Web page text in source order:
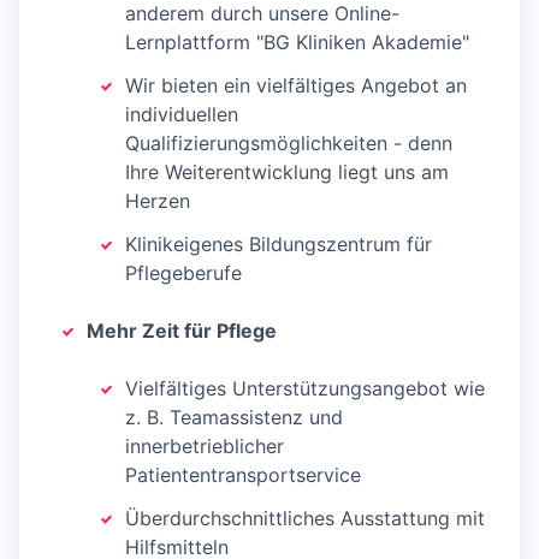
anderem durch unsere Online-
Lernplattform "BG Kliniken Akademie"
Wir bieten ein vielfältiges Angebot an
individuellen
Qualifizierungsmöglichkeiten - denn
Ihre Weiterentwicklung liegt uns am
Herzen
Klinikeigenes Bildungszentrum für
Pflegeberufe
Mehr Zeit für Pflege
Vielfältiges Unterstützungsangebot wie
z. B. Teamassistenz und
innerbetrieblicher
Patiententransportservice
Überdurchschnittliches Ausstattung mit
Hilfsmitteln